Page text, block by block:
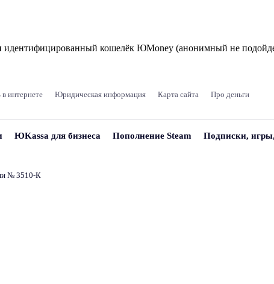
идентифицированный кошелёк ЮMoney (анонимный не
в интернете Юридическая информация Карта сайта Про деньги
ЮKassa для бизнеса Пополнение Steam Подписки,
№ 3510‑К